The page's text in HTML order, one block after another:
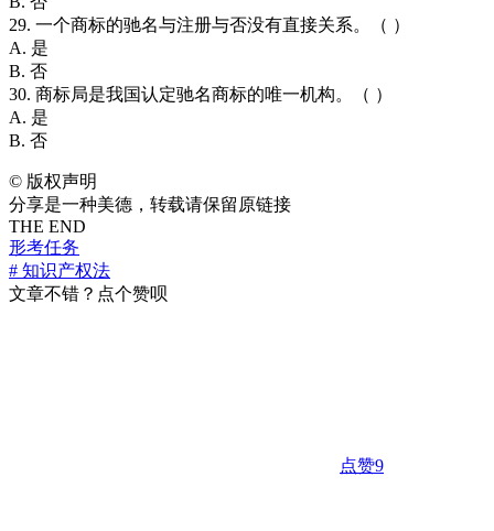
29. 一个商标的驰名与注册与否没有直接关系。（ ）
A. 是
B. 否
30. 商标局是我国认定驰名商标的唯一机构。（ ）
A. 是
B. 否
© 版权声明
分享是一种美德，转载请保留原链接
THE END
形考任务
# 知识产权法
文章不错？点个赞呗
点赞9